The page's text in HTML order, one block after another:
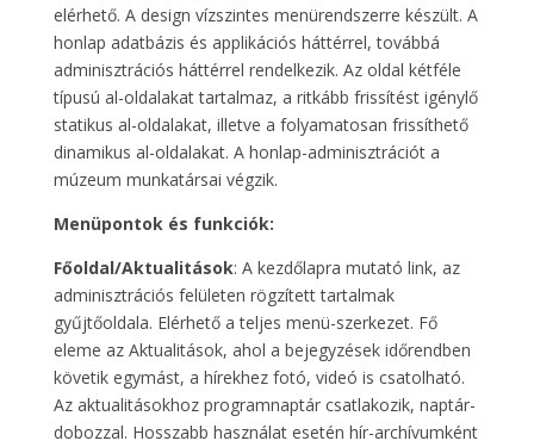
elérhető. A design vízszintes menürendszerre készült. A
honlap adatbázis és applikációs háttérrel, továbbá
adminisztrációs háttérrel rendelkezik. Az oldal kétféle
típusú al-oldalakat tartalmaz, a ritkább frissítést igénylő
statikus al-oldalakat, illetve a folyamatosan frissíthető
dinamikus al-oldalakat. A honlap-adminisztrációt a
múzeum munkatársai végzik.
Menüpontok és funkciók:
Főoldal/Aktualitások: A kezdőlapra mutató link, az
adminisztrációs felületen rögzített tartalmak
gyűjtőoldala. Elérhető a teljes menü-szerkezet. Fő
eleme az Aktualitások, ahol a bejegyzések időrendben
követik egymást, a hírekhez fotó, videó is csatolható.
Az aktualitásokhoz programnaptár csatlakozik, naptár-
dobozzal. Hosszabb használat esetén hír-archívumként